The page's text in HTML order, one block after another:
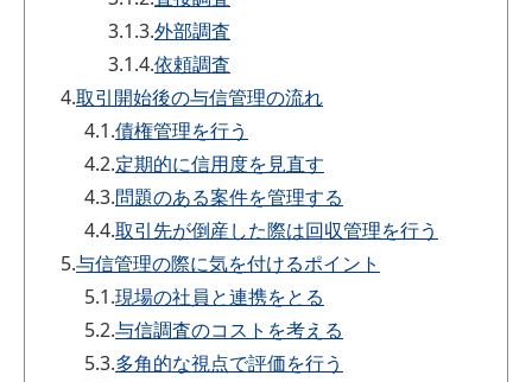
3.1.3.外部調査
3.1.4.依頼調査
4.取引開始後の与信管理の流れ
4.1.債権管理を行う
4.2.定期的に信用度を見直す
4.3.問題のある案件を管理する
4.4.取引先が倒産した際は回収管理を行う
5.与信管理の際に気を付けるポイント
5.1.現場の社員と連携をとる
5.2.与信調査のコストを考える
5.3.多角的な視点で評価を行う